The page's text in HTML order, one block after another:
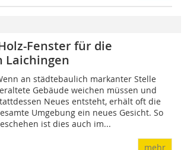
Fenster für die
Laichingen
an städtebaulich markanter Stelle
Gebäude weichen müssen und
Neues entsteht, erhält oft die
Umgebung ein neues Gesicht. So
ist dies auch im...
mehr